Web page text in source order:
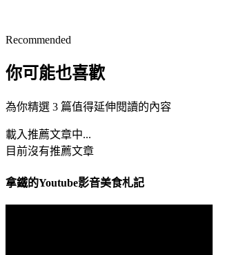
Recommended
你可能也喜歡
為你精選 3 篇值得延伸閱讀的內容
載入推薦文章中...
目前沒有推薦文章
拿鐵的Youtube影音美食札記